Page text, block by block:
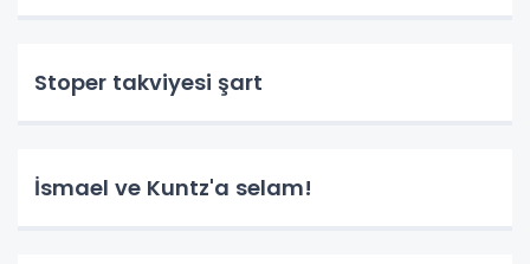
Stoper takviyesi şart
İsmael ve Kuntz'a selam!